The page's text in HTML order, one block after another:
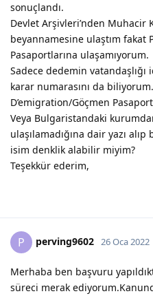
sonuçlandı.
Devlet Arşivleri’nden Muhacir
beyannamesine ulaştım fakat
Pasaportlarına ulaşamıyorum.
Sadece dedemin vatandaşlığı
karar numarasını da
D’emigration/Göçmen
Veya Bulgaristandaki
ulaşılamadığına dair yazı
isim denklik alabilir miyim?
Teşekkür ederim,
P perving9602 26 Oca 2022
Merhaba ben başvuru
süreci merak